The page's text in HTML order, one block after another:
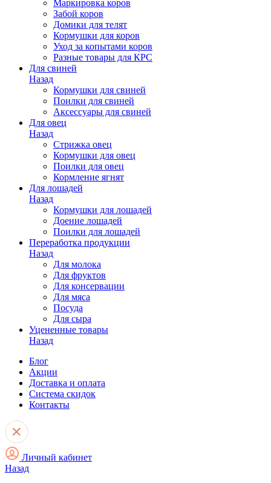
Маркировка коров
Забой коров
Домики для телят
Кормушки для коров
Уход за копытами коров
Разные товары для КРС
Для свиней
Назад
Кормушки для свиней
Поилки для свиней
Аксессуары для свиней
Для овец
Назад
Стрижка овец
Кормушки для овец
Поилки для овец
Кормление ягнят
Для лошадей
Назад
Кормушки для лошадей
Доение лошадей
Поилки для лошадей
Переработка продукции
Назад
Для молока
Для фруктов
Для консервации
Для мяса
Посуда
Для сыра
Уцененные товары
Назад
Блог
Акции
Доставка и оплата
Система скидок
Контакты
Личный кабинет
Назад